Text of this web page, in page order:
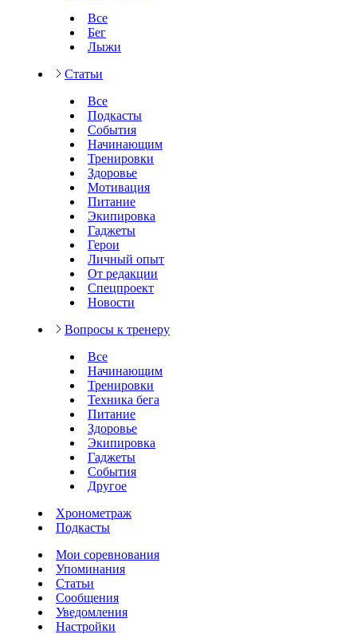
Все
Бег
Лыжи
Статьи
Все
Подкасты
События
Начинающим
Тренировки
Здоровье
Мотивация
Питание
Экипировка
Гаджеты
Герои
Личный опыт
От редакции
Спецпроект
Новости
Вопросы к тренеру
Все
Начинающим
Тренировки
Техника бега
Питание
Здоровье
Экипировка
Гаджеты
События
Другое
Хронометраж
Подкасты
Мои соревнования
Упоминания
Статьи
Сообщения
Уведомления
Настройки